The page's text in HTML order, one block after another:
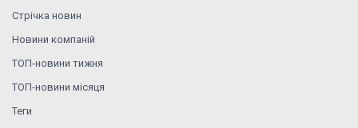
Стрічка новин
Новини компаній
ТОП-новини тижня
ТОП-новини місяця
Теги